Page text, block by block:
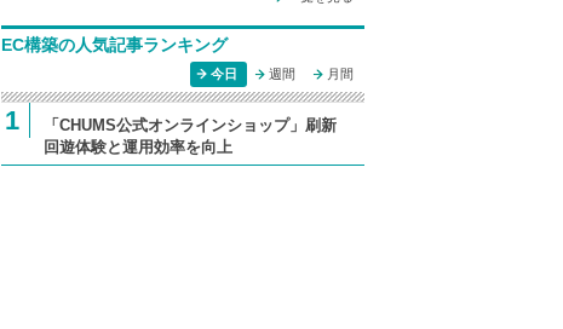
EC構築の人気記事ランキング
今日 週間 月間
1
「CHUMS公式オンラインショップ」刷新
回遊体験と運用効率を向上